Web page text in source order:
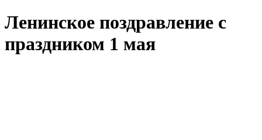
Ленинское поздравление с
праздником 1 мая